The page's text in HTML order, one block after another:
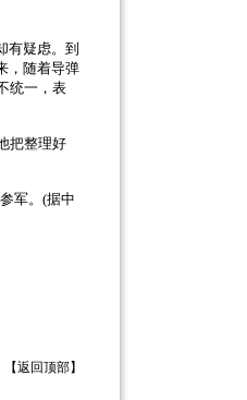
有疑虑。到
，随着导弹
统一，表
把整理好
军。 (据中
【返回顶部】